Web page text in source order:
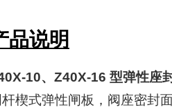
品说明
10、Z40X-16 型弹性座
楔式弹性闸板，阀座密封